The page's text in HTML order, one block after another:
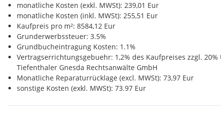
Öffentliche Verkehrsanbindung:
U-Bahn: U4 "Pilgramgasse"
Buslinie: 12A, 13A, 59A
Nebenkosten:
monatliche Kosten (exkl. MWSt): 239,01 Eur
monatliche Kosten (inkl. MWSt): 255,51 Eur
Kaufpreis pro m²: 8584,12 Eur
Grunderwerbssteuer: 3.5%
Grundbucheintragung Kosten: 1.1%
Vertragserrichtungsgebuehr: 1,2% des Kaufpreises zzgl. 20%
Tiefenthaler Gnesda Rechtsanwälte GmbH
Monatliche Reparaturrücklage (excl. MWSt): 73,97 Eur
sonstige Kosten (exkl. MWSt): 73.97 Eur